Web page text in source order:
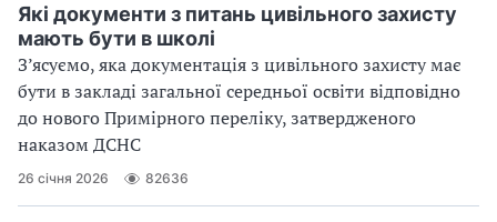
Які документи з питань цивільного захисту
мають бути в школі
З’ясуємо, яка документація з цивільного захисту має
бути в закладі загальної середньої освіти відповідно
до нового Примірного переліку, затвердженого
наказом ДСНС
26 січня 2026 82636